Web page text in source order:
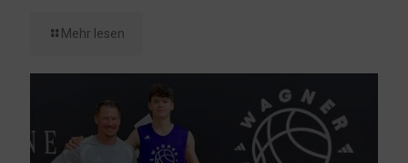
Mehr lesen